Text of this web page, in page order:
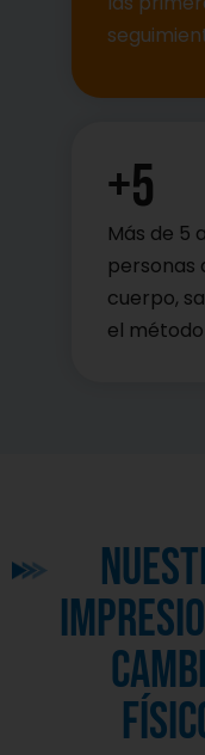
Más de 5
personas
cuerpo,
el
+5